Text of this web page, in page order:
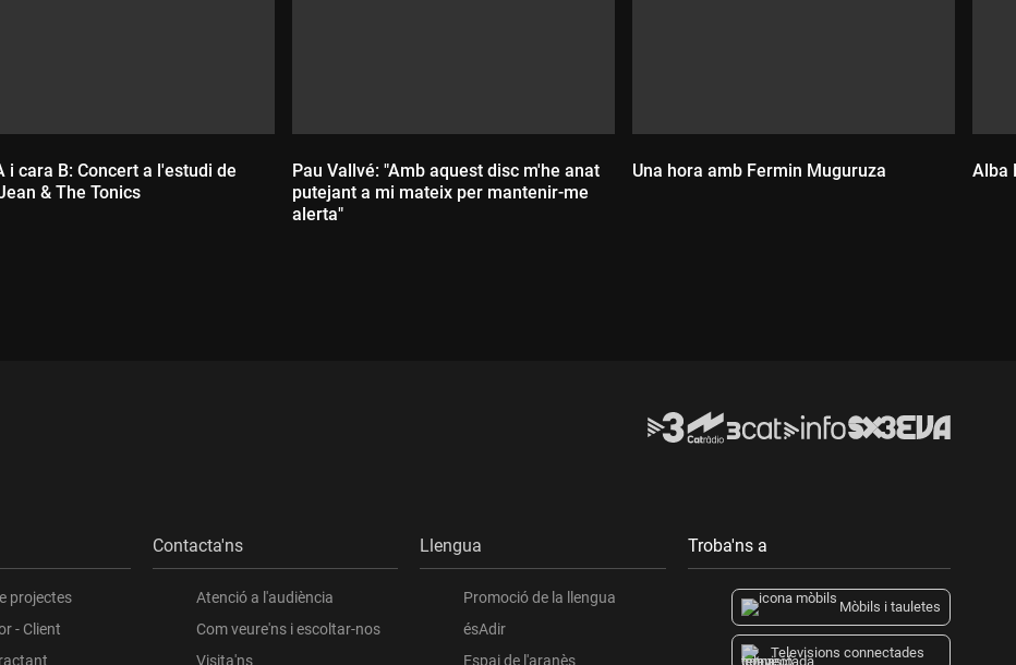
i cara B: Concert a l'estudi de
& The Tonics
Pau Vallvé: "Amb aquest disc m'he anat
putejant a mi mateix per mantenir-me
alerta"
Una hora amb Fermin Muguruza Alba
projectes
- Client
Contacta'ns
Atenció a l'audiència
Com veure'ns i escoltar-nos
Visita'ns
Llengua
Promoció de la llengua
ésAdir
Espai de l'aranès
Troba'ns a
Mòbils i tauletes
Televisions connectades